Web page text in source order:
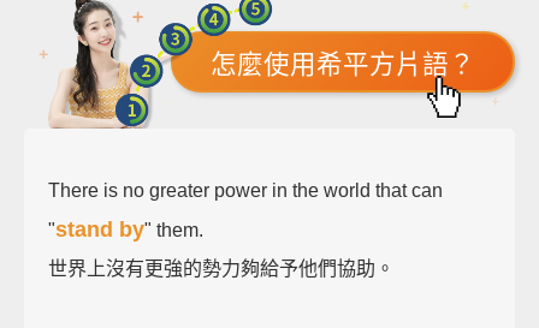
怎麼使用希平方片語？
There is no greater power in the world that can
"stand by" them.
世界上沒有更強的勢力夠給予他們協助。